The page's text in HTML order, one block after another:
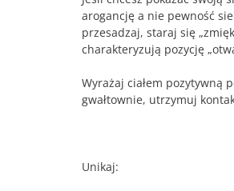
arogancję a nie pewność
przesadzaj, staraj się
charakteryzują pozycję
Wyrażaj ciałem pozytywną
gwałtownie, utrzymuj
Unikaj: